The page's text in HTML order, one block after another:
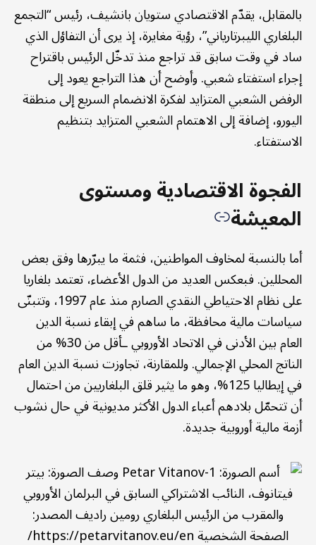
بالمقابل، يقدّم الاقتصادي ستويان بانشيف، رئيس “التجمع
البلغاري الليبرتارياني”، رؤية مغايرة، إذ يرى أن التفاؤل الذي
ساد في وقت سابق قد تراجع منذ تدخّل الرئيس باقتراح
إجراء استفتاء شعبي. وأوضح أن هذا التراجع يعود إلى
الرفض الشعبي المتزايد لفكرة الانضمام السريع إلى منطقة
اليورو، إضافة إلى الاهتمام الشعبي المتزايد بتنظيم
الاستفتاء.
الفجوة الاقتصادية ومستوى
المعيشة
أما بالنسبة لمخاوف المواطنين، فثمة ما يبرّرها وفق بعض
المحللين. فبعكس العديد من الدول الأعضاء، تعتمد بلغاريا
على نظام الاحتياطي النقدي الصارم منذ عام 1997، وتتبنّى
سياسات مالية محافظة، ما ساهم في إبقاء نسبة الدين
العام بين الأدنى في الاتحاد الأوروبي ـأقل من 30% من
الناتج المحلي الإجمالي. وللمقارنة، تجاوزت نسبة الدين العام
في إيطاليا 125%، وهو ما يثير قلق البلغاريين من احتمال
أن تتحمّل بلادهم أعباء الدول الأكثر مديونية في حال نشوب
أزمة مالية أوروبية جديدة.